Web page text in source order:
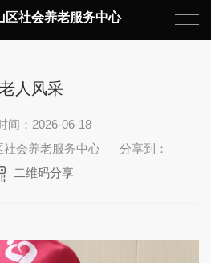
区社会养老服务中心
老人风采
间：2026-06-18
会养老服务中心
分享到：
二维码分享